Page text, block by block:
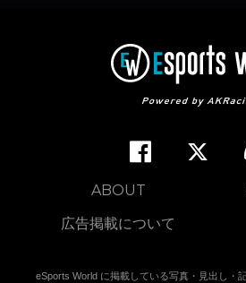
ABOUT
広告掲載について
eSports World に掲載している写真・見出し・